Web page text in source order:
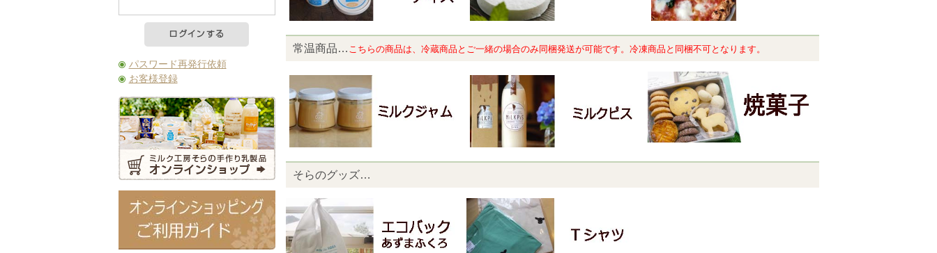
常温商品… こちらの商品は、 冷蔵商品とご一緒の場合のみ同梱発送が可能です。冷凍商品と同梱不可となります。
そらのグッズ…
パスワード再発行依頼
お客様登録